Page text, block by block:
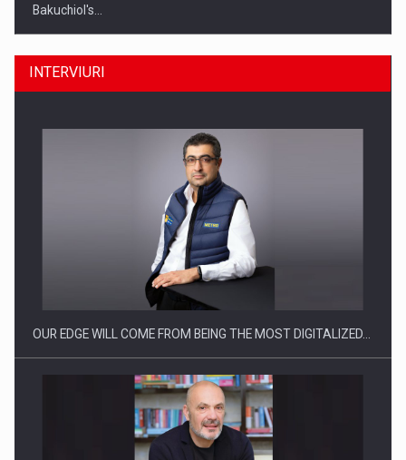
Bakuchiol's…
Producatorii si comerciantii care nu se supun noilor
INTERVIURI
OUR EDGE WILL COME FROM BEING THE MOST DIGITALIZED…